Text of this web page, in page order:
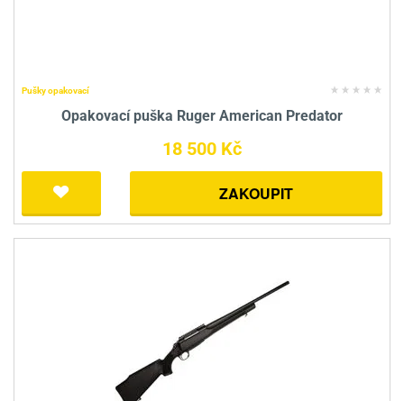
Pušky opakovací
Opakovací puška Ruger American Predator
18 500 Kč
ZAKOUPIT